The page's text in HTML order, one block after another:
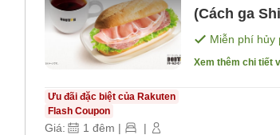
(Cách ga
[Bữa sáng]
Miễn phí hủy
Xem thêm chi tiết
Ưu đãi đặc biệt của Rakuten
Flash Coupon
Giá: 1 đêm | |